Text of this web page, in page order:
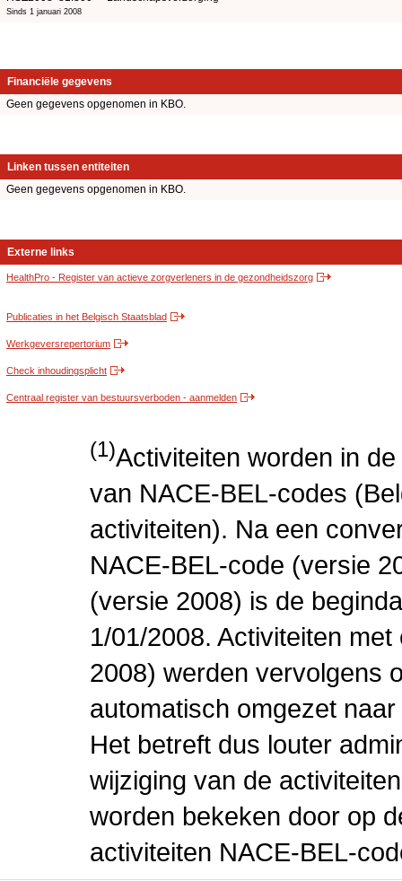
Sinds 1 januari 2008
Financiële gegevens
Geen gegevens opgenomen in KBO.
Linken tussen entiteiten
Geen gegevens opgenomen in KBO.
Externe links
HealthPro - Register van actieve zorgverleners in de gezondheidszorg
Publicaties in het Belgisch Staatsblad
Werkgeversrepertorium
Check inhoudingsplicht
Centraal register van bestuursverboden - aanmelden
(1)Activiteiten worden in
van NACE-BEL-codes
activiteiten). Na een
NACE-BEL-code (versie
(versie 2008) is de
1/01/2008. Activiteiten
2008) werden vervolgens
automatisch omgezet
Het betreft dus louter
wijziging van de
worden bekeken door op
activiteiten NACE-BEL-